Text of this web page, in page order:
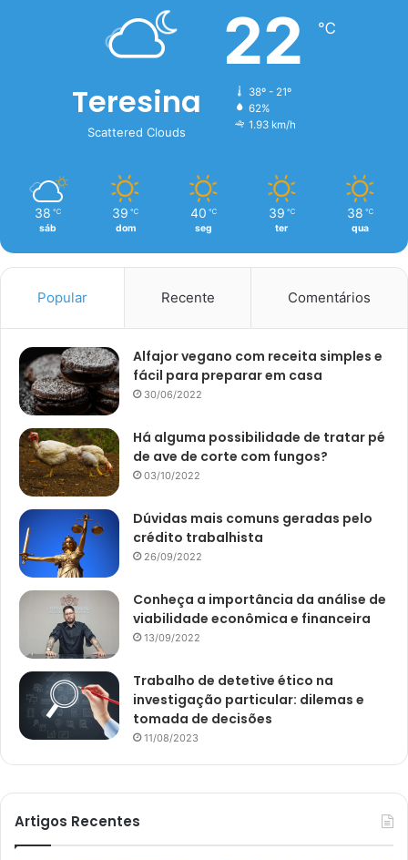
Teresina
Scattered Clouds
22 ℃
38º - 21º
62%
1.93 km/h
38 ℃
sáb
39 ℃
dom
40 ℃
seg
39 ℃
ter
38 ℃
qua
Popular Recente Comentários
Alfajor vegano com receita simples e
fácil para preparar em casa
30/06/2022
Há alguma possibilidade de tratar pé
de ave de corte com fungos?
03/10/2022
Dúvidas mais comuns geradas pelo
crédito trabalhista
26/09/2022
Conheça a importância da análise de
viabilidade econômica e financeira
13/09/2022
Trabalho de detetive ético na
investigação particular: dilemas e
tomada de decisões
11/08/2023
Artigos Recentes